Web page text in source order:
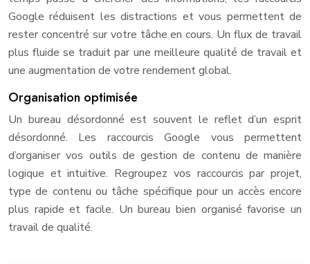
Google réduisent les distractions et vous permettent de
rester concentré sur votre tâche en cours. Un flux de travail
plus fluide se traduit par une meilleure qualité de travail et
une augmentation de votre rendement global.
Organisation optimisée
Un bureau désordonné est souvent le reflet d’un esprit
désordonné. Les raccourcis Google vous permettent
d’organiser vos outils de gestion de contenu de manière
logique et intuitive. Regroupez vos raccourcis par projet,
type de contenu ou tâche spécifique pour un accès encore
plus rapide et facile. Un bureau bien organisé favorise un
travail de qualité.